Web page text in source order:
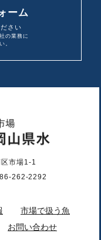
ーム
さい
の業務に
。
市場1-1
262-2292
市場で扱う魚
お問い合わせ